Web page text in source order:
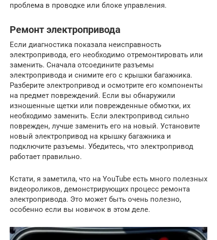
проблема в проводке или блоке управления.
Ремонт электропривода
Если диагностика показала неисправность
электропривода, его необходимо отремонтировать или
заменить. Сначала отсоедините разъемы
электропривода и снимите его с крышки багажника.
Разберите электропривод и осмотрите его компоненты
на предмет повреждений. Если вы обнаружили
изношенные щетки или поврежденные обмотки, их
необходимо заменить. Если электропривод сильно
поврежден, лучше заменить его на новый. Установите
новый электропривод на крышку багажника и
подключите разъемы. Убедитесь, что электропривод
работает правильно.
Кстати, я заметила, что на YouTube есть много полезных
видеороликов, демонстрирующих процесс ремонта
электропривода. Это может быть очень полезно,
особенно если вы новичок в этом деле.